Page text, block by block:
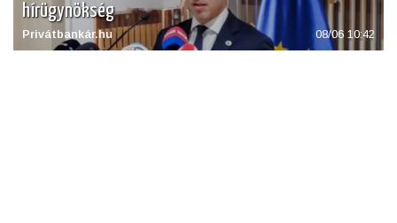
hírügynökség
Privátbankár.hu 08/06 10:42